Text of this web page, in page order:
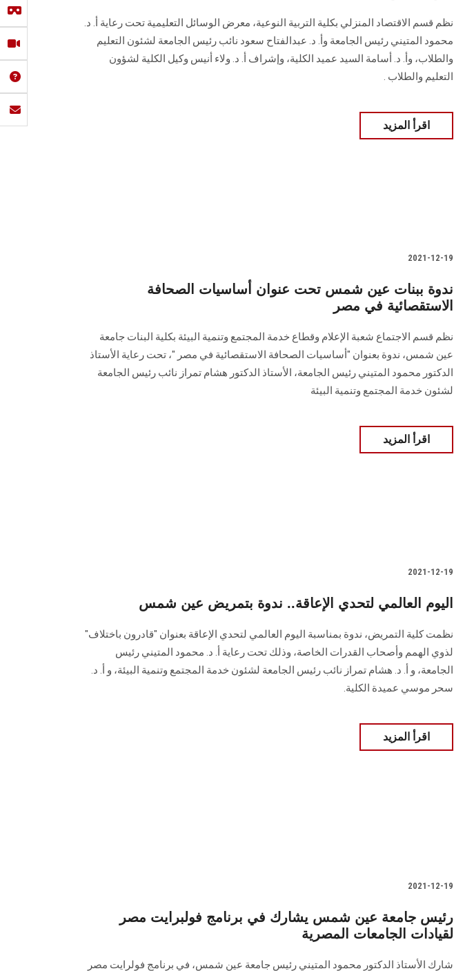
نظم قسم الاقتصاد المنزلي بكلية التربية النوعية، معرض الوسائل التعليمية تحت رعاية أ. د.
محمود المتيني رئيس الجامعة وأ. د. عبدالفتاح سعود نائب رئيس الجامعة لشئون التعليم
والطلاب، وأ. د. أسامة السيد عميد الكلية، وإشراف أ. د. ولاء أنيس وكيل الكلية لشؤون
التعليم والطلاب .
اقرأ المزيد
2021-12-19
ندوة ببنات عين شمس تحت عنوان أساسيات الصحافة
الاستقصائية في مصر
نظم قسم الاجتماع شعبة الإعلام وقطاع خدمة المجتمع وتنمية البيئة بكلية البنات جامعة
عين شمس، ندوة بعنوان "أساسيات الصحافة الاستقصائية في مصر "، تحت رعاية الأستاذ
الدكتور محمود المتيني رئيس الجامعة، الأستاذ الدكتور هشام تمراز نائب رئيس الجامعة
لشئون خدمة المجتمع وتنمية البيئة
اقرأ المزيد
2021-12-19
اليوم العالمي لتحدي الإعاقة.. ندوة بتمريض عين شمس
نظمت كلية التمريض، ندوة بمناسبة اليوم العالمي لتحدي الإعاقة بعنوان "قادرون باختلاف"
لذوي الهمم وأصحاب القدرات الخاصة، وذلك تحت رعاية أ. د. محمود المتيني رئيس
الجامعة، و أ. د. هشام تمراز نائب رئيس الجامعة لشئون خدمة المجتمع وتنمية البيئة، و أ. د.
سحر موسي عميدة الكلية.
اقرأ المزيد
2021-12-19
رئيس جامعة عين شمس يشارك في برنامج فولبرايت مصر
لقيادات الجامعات المصرية
شارك الأستاذ الدكتور محمود المتيني رئيس جامعة عين شمس، في برنامج فولرايت مصر